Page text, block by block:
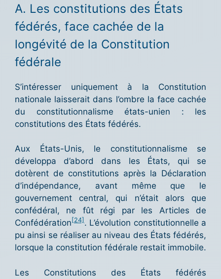
A. Les constitutions des États
fédérés, face cachée de la
longévité de la Constitution
fédérale
S’intéresser uniquement à la Constitution
nationale laisserait dans l’ombre la face cachée
du constitutionnalisme états-unien : les
constitutions des États fédérés.
Aux États-Unis, le constitutionnalisme se
développa d’abord dans les États, qui se
dotèrent de constitutions après la Déclaration
d’indépendance, avant même que le
gouvernement central, qui n’était alors que
confédéral, ne fût régi par les Articles de
Confédération [24] . L’évolution constitutionnelle a
pu ainsi se réaliser au niveau des États fédérés,
lorsque la constitution fédérale restait immobile.
Les Constitutions des États fédérés